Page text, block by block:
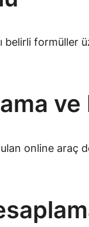
formüller
ve
online